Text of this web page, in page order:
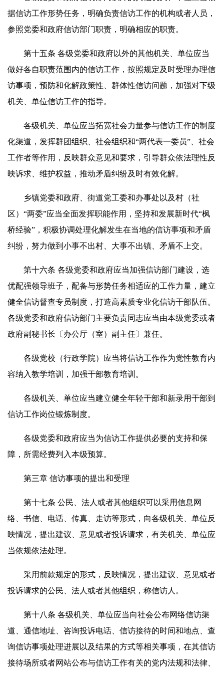
据信访工作形势任务，明确负责信访工作的机构或者人员，
参照党委和政府信访部门职责，明确相应的职责。
第十五条 各级党委和政府以外的其他机关、单位应当
做好各自职责范围内的信访工作，按照规定及时受理办理信
访事项，预防和化解政策性、群体性信访问题，加强对下级
机关、单位信访工作的指导。
各级机关、单位应当拓宽社会力量参与信访工作的制度
化渠道，发挥群团组织、社会组织和“两代表一委员”、社会
工作者等作用，反映群众意见和要求，引导群众依法理性反
映诉求、维护权益，推动矛盾纠纷及时有效化解。
乡镇党委和政府、街道党工委和办事处以及村（社
区）“两委”应当全面发挥职能作用，坚持和发展新时代“枫
桥经验”，积极协调处理化解发生在当地的信访事项和矛盾
纠纷，努力做到小事不出村、大事不出镇、矛盾不上交。
第十六条 各级党委和政府应当加强信访部门建设，选
优配强领导班子，配备与形势任务相适应的工作力量，建立
健全信访督查专员制度，打造高素质专业化信访干部队伍。
各级党委和政府信访部门主要负责同志应当由本级党委或者
政府副秘书长〔办公厅（室）副主任〕兼任。
各级党校（行政学院）应当将信访工作作为党性教育内
容纳入教学培训，加强干部教育培训。
各级机关、单位应当建立健全年轻干部和新录用干部到
信访工作岗位锻炼制度。
各级党委和政府应当为信访工作提供必要的支持和保
障，所需经费列入本级预算。
第三章 信访事项的提出和受理
第十七条 公民、法人或者其他组织可以采用信息网
络、书信、电话、传真、走访等形式，向各级机关、单位反
映情况，提出建议、意见或者投诉请求，有关机关、单位应
当依规依法处理。
采用前款规定的形式，反映情况，提出建议、意见或者
投诉请求的公民、法人或者其他组织，称信访人。
第十八条 各级机关、单位应当向社会公布网络信访渠
道、通信地址、咨询投诉电话、信访接待的时间和地点、查
询信访事项处理进展以及结果的方式等相关事项，在其信访
接待场所或者网站公布与信访工作有关的党内法规和法律、